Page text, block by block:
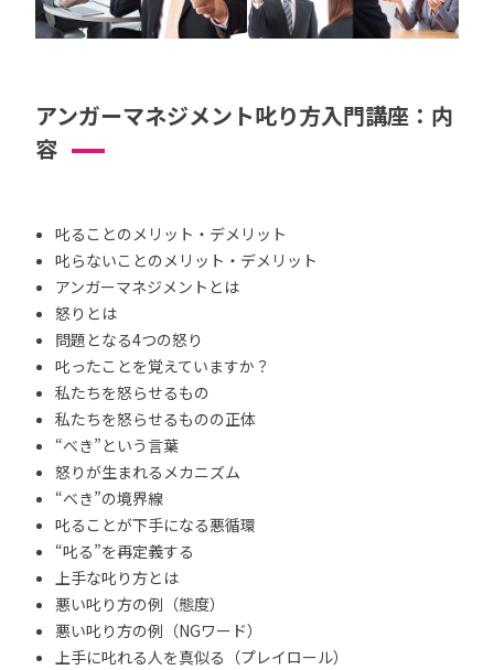
アンガーマネジメント叱り方入門講座：内
容
叱ることのメリット・デメリット
叱らないことのメリット・デメリット
アンガーマネジメントとは
怒りとは
問題となる4つの怒り
叱ったことを覚えていますか？
私たちを怒らせるもの
私たちを怒らせるものの正体
“べき”という言葉
怒りが生まれるメカニズム
“べき”の境界線
叱ることが下手になる悪循環
“叱る”を再定義する
上手な叱り方とは
悪い叱り方の例（態度）
悪い叱り方の例（NGワード）
上手に叱れる人を真似る（プレイロール）